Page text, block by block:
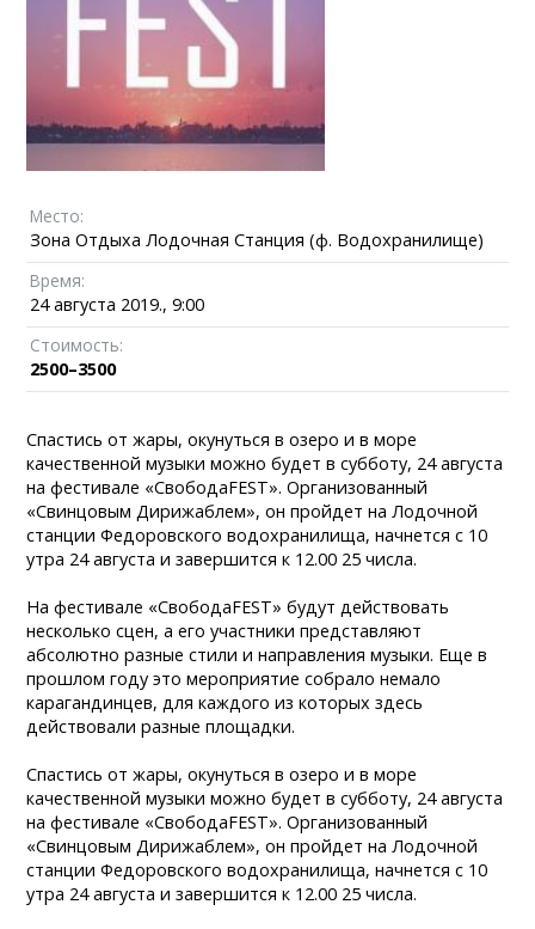
Место:
Зона Отдыха Лодочная Станция (ф. Водохранилище)
Время:
24 августа 2019., 9:00
Стоимость:
2500–3500
Спастись от жары, окунуться в озеро и в море
качественной музыки можно будет в субботу, 24 августа
на фестивале «СвободаFEST». Организованный
«Свинцовым Дирижаблем», он пройдет на Лодочной
станции Федоровского водохранилища, начнется с 10
утра 24 августа и завершится к 12.00 25 числа.
На фестивале «СвободаFEST» будут действовать
несколько сцен, а его участники представляют
абсолютно разные стили и направления музыки. Еще в
прошлом году это мероприятие собрало немало
карагандинцев, для каждого из которых здесь
действовали разные площадки.
Спастись от жары, окунуться в озеро и в море
качественной музыки можно будет в субботу, 24 августа
на фестивале «СвободаFEST». Организованный
«Свинцовым Дирижаблем», он пройдет на Лодочной
станции Федоровского водохранилища, начнется с 10
утра 24 августа и завершится к 12.00 25 числа.